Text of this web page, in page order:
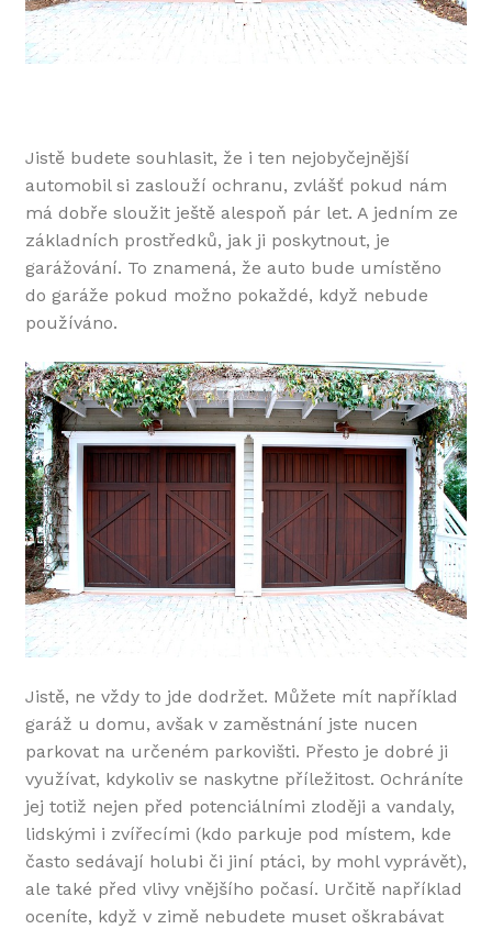
Jistě budete souhlasit, že i ten nejobyčejnější
automobil si zaslouží ochranu, zvlášť pokud nám
má dobře sloužit ještě alespoň pár let. A jedním ze
základních prostředků, jak ji poskytnout, je
garážování. To znamená, že auto bude umístěno
do garáže pokud možno pokaždé, když nebude
používáno.
Jistě, ne vždy to jde dodržet. Můžete mít například
garáž u domu, avšak v zaměstnání jste nucen
parkovat na určeném parkovišti. Přesto je dobré ji
využívat, kdykoliv se naskytne příležitost. Ochráníte
jej totiž nejen před potenciálními zloději a vandaly,
lidskými i zvířecími (kdo parkuje pod místem, kde
často sedávají holubi či jiní ptáci, by mohl vyprávět),
ale také před vlivy vnějšího počasí. Určitě například
oceníte, když v zimě nebudete muset oškrabávat